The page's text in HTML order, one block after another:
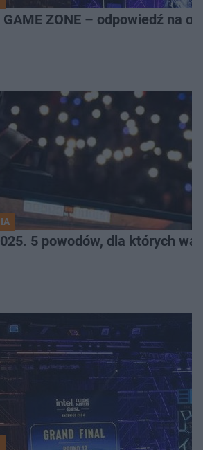
GAME ZONE – odpowiedź na
5 powodów, dla których